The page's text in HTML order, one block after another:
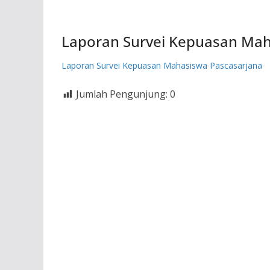
Laporan Survei Kepuasan
Laporan Survei Kepuasan Mahasiswa Pascasarjana
Jumlah Pengunjung: 0